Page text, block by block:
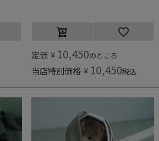
定価 ¥ 10,450のところ
当店特別価格 ¥ 10,450税込